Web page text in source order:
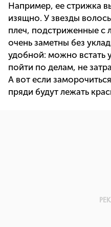
Например, ее стрижка
изящно. У звезды
плеч, подстриженные с
очень заметны без
удобной: можно встать
пойти по делам, не
А вот если
пряди будут лежать